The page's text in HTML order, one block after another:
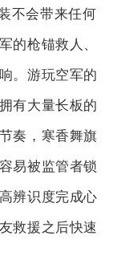
不会带来任何
的枪锚救人、
。游玩空军的
有大量长板的
奏，寒香舞旗
易被监管者锁
辨识度完成心
救援之后快速